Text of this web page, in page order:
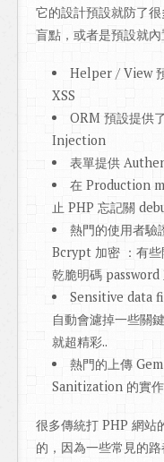
它的設計預設就防了
盲點，或者是預設就內
Helper / View
XSS
ORM 預設提供
Injection
表單提供
在 Production
止 PHP 忘記關
熱門的使用者驗
Bcrypt 加密 ：有
乾脆明碼 password
Sensitive data
自動會濾掉一些關
就超精彩..
熱門的上傳
Sanitization 的實
很多傳統打 PHP 網站
的，因為一些常見的